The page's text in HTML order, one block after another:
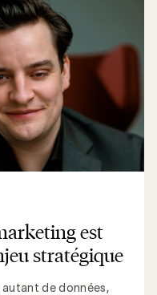
est
stratégique
autant de données,